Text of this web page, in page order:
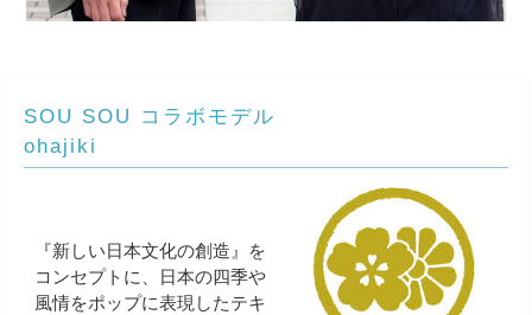
SOU SOU コラボモデル
ohajiki
『新しい日本文化の創造』を
コンセプトに、日本の四季や
風情をポップに表現したテキ